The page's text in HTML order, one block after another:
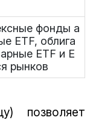
фонды а
ETF, облига
ETF и E
рынков
позволяет